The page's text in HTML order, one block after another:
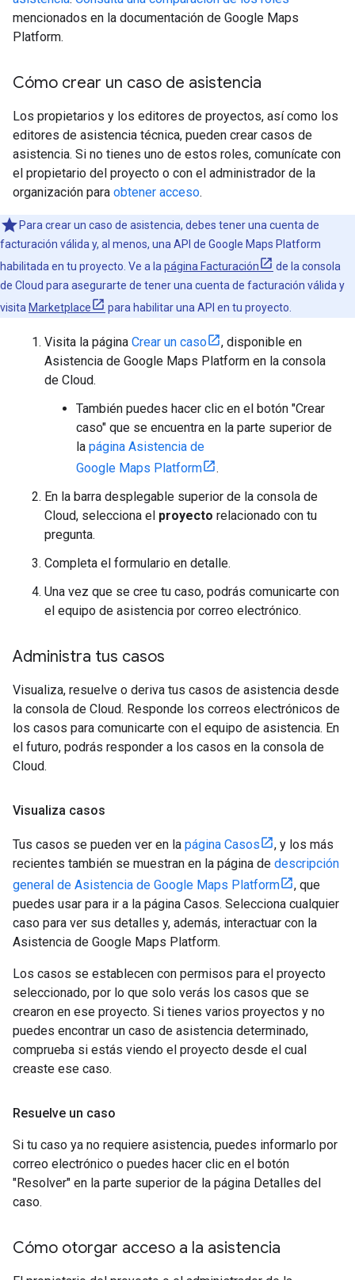
mencionados en la documentación de Google Maps
Platform.
Cómo crear un caso de asistencia
Los propietarios y los editores de proyectos, así como los
editores de asistencia técnica, pueden crear casos de
asistencia. Si no tienes uno de estos roles, comunícate con
el propietario del proyecto o con el administrador de la
organización para obtener acceso.
Para crear un caso de asistencia, debes tener una cuenta de
facturación válida y, al menos, una API de Google Maps Platform
habilitada en tu proyecto. Ve a la página Facturación
de la consola
de Cloud para asegurarte de tener una cuenta de facturación válida y
visita Marketplace para habilitar una API en tu proyecto.
Visita la página Crear un caso
, disponible en
Asistencia de Google Maps Platform en la consola
de Cloud.
También puedes hacer clic en el botón "Crear
caso" que se encuentra en la parte superior de
la página Asistencia de
Google Maps Platform
.
En la barra desplegable superior de la consola de
Cloud, selecciona el proyecto relacionado con tu
pregunta.
Completa el formulario en detalle.
Una vez que se cree tu caso, podrás comunicarte con
el equipo de asistencia por correo electrónico.
Administra tus casos
Visualiza, resuelve o deriva tus casos de asistencia desde
la consola de Cloud. Responde los correos electrónicos de
los casos para comunicarte con el equipo de asistencia. En
el futuro, podrás responder a los casos en la consola de
Cloud.
Visualiza casos
Tus casos se pueden ver en la página Casos
, y los más
recientes también se muestran en la página de descripción
general de Asistencia de Google Maps Platform
, que
puedes usar para ir a la página Casos. Selecciona cualquier
caso para ver sus detalles y, además, interactuar con la
Asistencia de Google Maps Platform.
Los casos se establecen con permisos para el proyecto
seleccionado, por lo que solo verás los casos que se
crearon en ese proyecto. Si tienes varios proyectos y no
puedes encontrar un caso de asistencia determinado,
comprueba si estás viendo el proyecto desde el cual
creaste ese caso.
Resuelve un caso
Si tu caso ya no requiere asistencia, puedes informarlo por
correo electrónico o puedes hacer clic en el botón
"Resolver" en la parte superior de la página Detalles del
caso.
Cómo otorgar acceso a la asistencia